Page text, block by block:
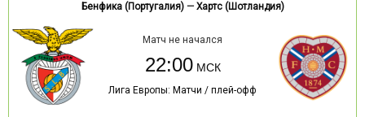
Бенфика (Португалия)— Хартс (Шотландия)
Матч не начался
22:00
Лига Европы: Матчи / плей-офф